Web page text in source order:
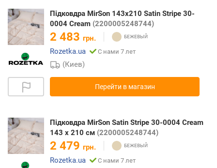
Підковдра MirSon 143х210 Satin Stripe 30-
0004 Cream (2200005248744)
2 483 грн.
Rozetka.ua
С нами 7 лет
(Киев)
Перейти в магазин
Підковдра MirSon Satin Stripe 30-0004 Cream
143 x 210 см (2200005248744)
2 479 грн.
Rozetka.ua
С нами 7 лет